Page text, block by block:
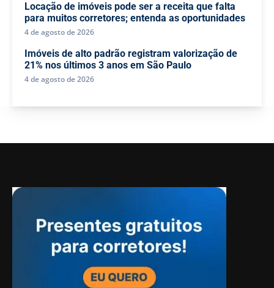
Locação de imóveis pode ser a receita que falta
para muitos corretores; entenda as oportunidades
4 de agosto de 2026
Imóveis de alto padrão registram valorização de
21% nos últimos 3 anos em São Paulo
4 de agosto de 2026